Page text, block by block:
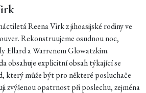
Reena Virk z jihoasijské rodiny ve
Rekonstruujeme osudnou noc,
Ellard a Warrenem Glowatzkim.
obsahuje explicitní obsah týkající se
který může být pro některé posluchače
zvýšenou opatrnost při poslechu, zejména